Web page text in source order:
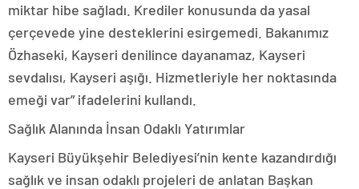
miktar hibe sağladı. Krediler konusunda da yasal
çerçevede yine desteklerini esirgemedi. Bakanımız
Özhaseki, Kayseri denilince dayanamaz, Kayseri
sevdalısı, Kayseri aşığı. Hizmetleriyle her noktasında
emeği var” ifadelerini kullandı.
Sağlık Alanında İnsan Odaklı Yatırımlar
Kayseri Büyükşehir Belediyesi’nin kente kazandırdığı
sağlık ve insan odaklı projeleri de anlatan Başkan